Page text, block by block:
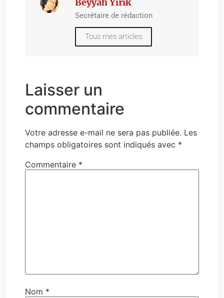
Secrétaire de rédaction
Tous mes articles
Laisser un
commentaire
Votre adresse e-mail ne sera pas publiée. Les
champs obligatoires sont indiqués avec *
Commentaire *
Nom *